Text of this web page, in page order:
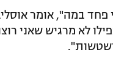
פחד במה", אומר
לא מרגיש שאני